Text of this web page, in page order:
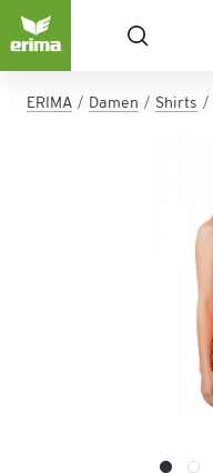
ERIMA Damen Shirts